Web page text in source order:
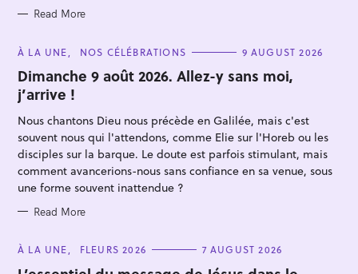
Read More
C
T
E
G
O
R
I
E
S
À LA UNE NOS CÉLÉBRATIONS 9 AUGUST 2026
Dimanche 9 août 2026. Allez-y sans moi,
j’arrive !
Nous chantons Dieu nous précède en Galilée, mais c'est
souvent nous qui l'attendons, comme Elie sur l'Horeb ou les
disciples sur la barque. Le doute est parfois stimulant, mais
comment avancerions-nous sans confiance en sa venue, sous
une forme souvent inattendue ?
Read More
C
T
À LA UNE FLEURS 2026 7 AUGUST 2026
S
e
a
r
c
h
f
r